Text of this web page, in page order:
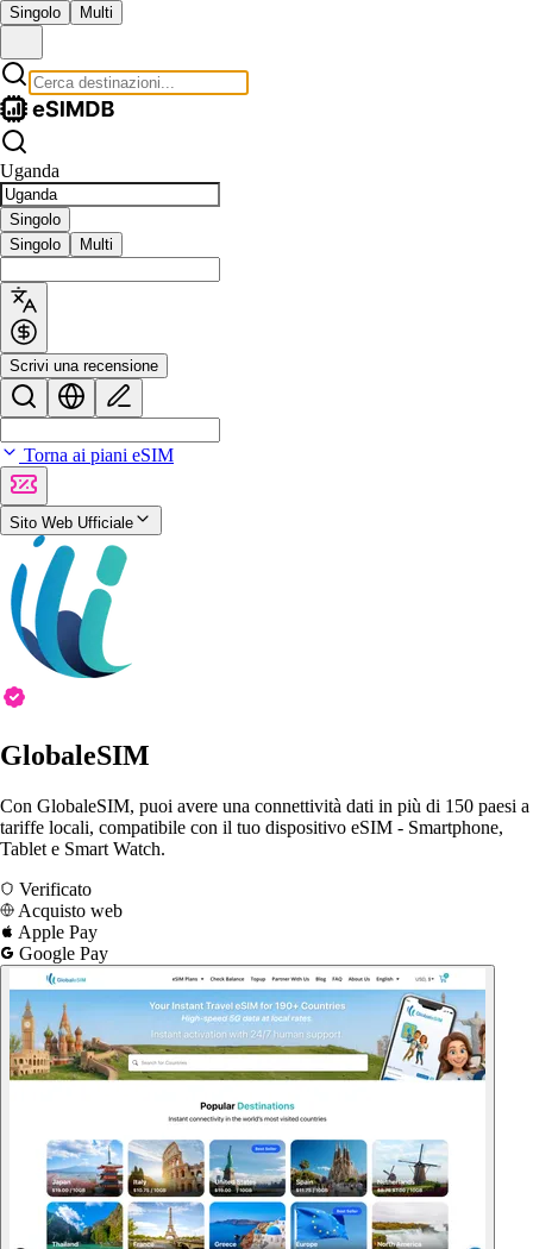
Singolo Multi
Uganda
Singolo
Singolo
Multi
Scrivi una recensione
Torna ai piani eSIM
Sito Web Ufficiale
GlobaleSIM
Con GlobaleSIM, puoi avere una connettività dati in più di 150 paesi a
tariffe locali, compatibile con il tuo dispositivo eSIM - Smartphone,
Tablet e Smart Watch.
Verificato
Acquisto web
Apple Pay
Google Pay